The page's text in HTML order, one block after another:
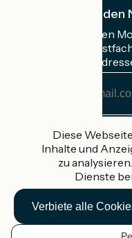
Ich abonniere
Erhalten Sie jeden
Rad in Ihrem
Meine E-Mail-
Adresse
Gefördert im Rahmen
Accueil Vélo Pro
Kontakt
Diese
Inhalte und
zu
Dienste
Verbiete alle